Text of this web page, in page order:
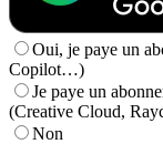
Oui, je paye un
Copilot…)
Je paye un
(Creative Cloud,
Non